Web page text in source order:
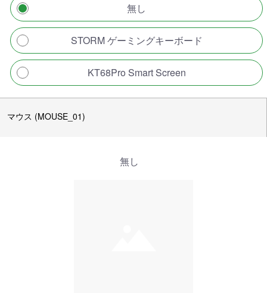
無し
STORM ゲーミングキーボード
KT68Pro Smart Screen
マウス (MOUSE_01)
無し